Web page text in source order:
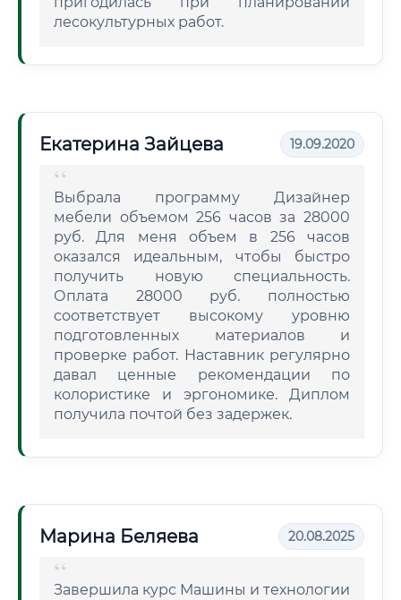
лесокультурных работ.
Екатерина Зайцева 19.09.2020
Выбрала программу Дизайнер
мебели объемом 256 часов за 28000
руб. Для меня объем в 256 часов
оказался идеальным, чтобы быстро
получить новую специальность.
Оплата 28000 руб. полностью
соответствует высокому уровню
подготовленных материалов и
проверке работ. Наставник регулярно
давал ценные рекомендации по
колористике и эргономике. Диплом
получила почтой без задержек.
Марина Беляева 20.08.2025
Завершила курс Машины и технологии